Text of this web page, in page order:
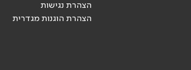
הצהרת נגישות
הצהרת הוגנות מגדרית